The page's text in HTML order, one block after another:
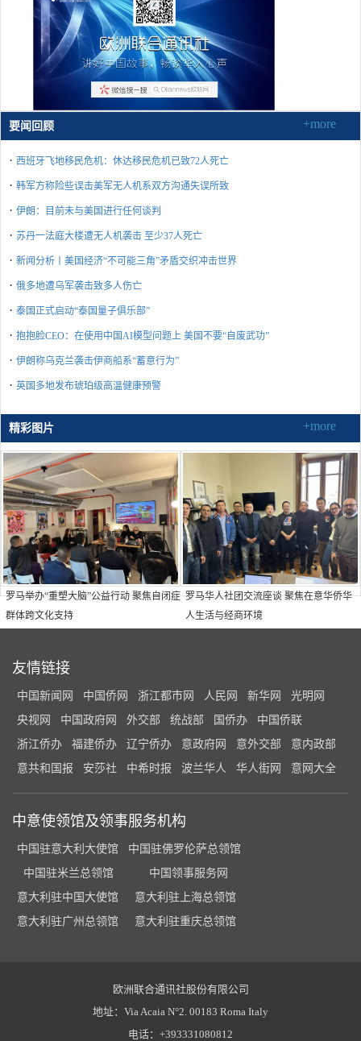
要闻回顾 +more
· 西班牙飞地移民危机：休达移民危机已致72人死亡
· 韩军方称险些误击美军无人机系双方沟通失误所致
· 伊朗：目前未与美国进行任何谈判
· 苏丹一法庭大楼遭无人机袭击 至少37人死亡
· 新闻分析丨美国经济“不可能三角”矛盾交织冲击世界
· 俄多地遭乌军袭击致多人伤亡
· 泰国正式启动“泰国量子俱乐部”
· 抱抱脸CEO：在使用中国AI模型问题上 美国不要“自废武功”
· 伊朗称乌克兰袭击伊商船系“蓄意行为”
· 英国多地发布琥珀级高温健康预警
精彩图片 +more
罗马举办“重塑大脑”公益行动 聚焦自闭症
群体跨文化支持
罗马华人社团交流座谈 聚焦在意华侨华
人生活与经商环境
友情链接
中国新闻网 中国侨网 浙江都市网 人民网 新华网
光明网
央视网
中国政府网 外交部 统战部 国侨办
中国侨联
浙江侨办
福建侨办 辽宁侨办 意政府网 意外交部
意内政部
意共和国报
安莎社 中希时报 波兰华人 华人街网 意网大全
中意使领馆及领事服务机构
中国驻意大利大使馆
中国驻佛罗伦萨总领馆
中国驻米兰总领馆
中国领事服务网
意大利驻中国大使馆
意大利驻上海总领馆
意大利驻广州总领馆
意大利驻重庆总领馆
欧洲联合通讯社股份有限公司
地址：Via Acaia N°2. 00183 Roma Italy
电话：+393331080812